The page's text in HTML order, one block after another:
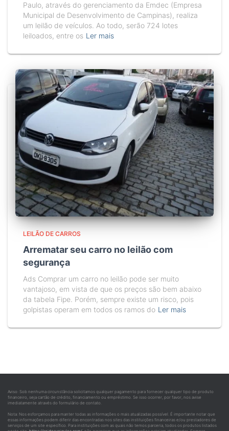
Paulo, através do gerenciamento da Emdec (Empresa
Municipal de Desenvolvimento de Campinas), realiza
um leilão de veículos. Ao todo, serão 724 lotes
leiloados, entre os Ler mais
LEILÃO DE CARROS
Arrematar seu carro no leilão com
segurança
Ads Comprar um carro no leilão pode ser muito
vantajoso, em vista de que os preços são bem abaixo
da tabela Fipe. Porém, sempre existe um risco, pois
golpistas operam em todos os ramos do Ler mais
Aviso: Sob nenhuma circunstância solicitamos qualquer pagamento para fornecer qualquer tipo de produto
financeiro, seja cartão de crédito, financiamento ou empréstimo. Se isso ocorrer, por favor, nos avise
imediatamente através do formulário de contato.
Nota: Nos esforçamos para manter todas as informações o mais atualizadas possível. É importante notar que
essas informações podem diferir das encontradas nos sites das instituições financeiras e/ou prestadores de
serviços de um site específico. Para instituições com as quais não temos parceria, todos os produtos listados